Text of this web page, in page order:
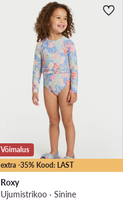
extra -35% Kood: LAST
Võimalus
Roxy
Ujumistrikoo · Sinine